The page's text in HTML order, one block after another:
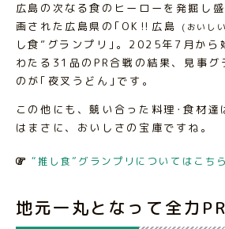
広島の次なる食のヒーローを発掘し
画された広島県の｢OK‼広島
(おいし
し食”グランプリ｣。2025年7月から
わたる31品のPR合戦の結果、見事グ
のが｢夜叉うどん｣です。
この他にも、競い合った料理･食材達
はまさに、おいしさの宝庫ですね。
“推し食”グランプリについてはこち
地元一丸となって全力PR